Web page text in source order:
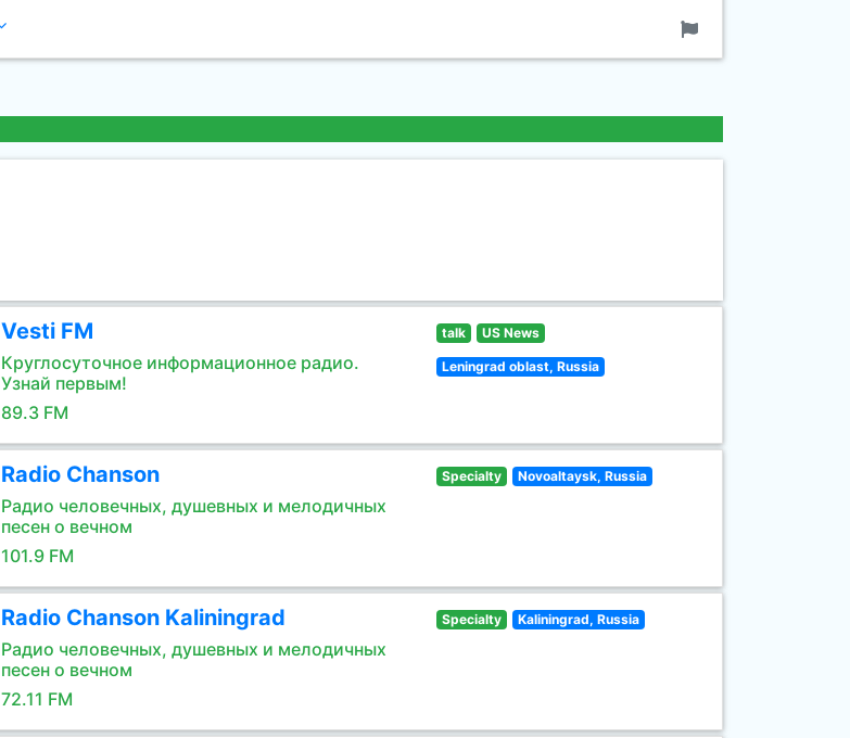
Vesti FM
Круглосуточное информационное радио.
Узнай первым!
89.3 FM
talk US News
Leningrad oblast, Russia
Radio Chanson
Радио человечных, душевных и мелодичных
песен о вечном
101.9 FM
Specialty Novoaltaysk, Russia
Radio Chanson Kaliningrad
Радио человечных, душевных и мелодичных
песен о вечном
72.11 FM
Specialty Kaliningrad, Russia